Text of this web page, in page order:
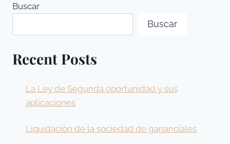
Buscar
Buscar
Recent Posts
La Ley de Segunda oportunidad y sus
aplicaciones
Liquidación de la sociedad de gananciales